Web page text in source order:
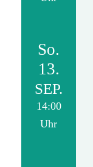
So.
13.
SEP.
14:00
Uhr